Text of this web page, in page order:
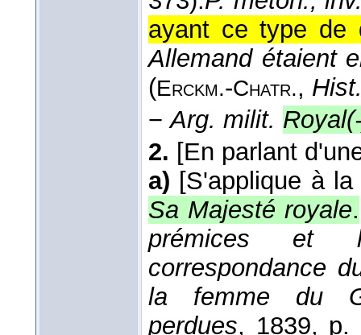
ayant ce type de
Allemand étaient
(Erckm.-Chatr.,
−Arg. milit.
2. [En parlant
a) [S'applique à
Sa Majesté royale.
prémices et
correspondance
la femme du
perdues, 1839, p.